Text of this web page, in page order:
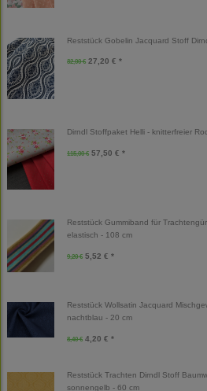
Reststück Gobelin Jacquard Stoff
32,00 € 27,20 € *
Dirndl Stoffpaket Helli - knitterfreier
115,00 € 57,50 € *
Reststück Gummiband für
elastisch - 108 cm
9,20 € 5,52 € *
Reststück Wollsatin Jacquard
nachtblau - 20 cm
8,40 € 4,20 € *
Reststück Trachten Dirndl Stoff
sonnengelb - 60 cm